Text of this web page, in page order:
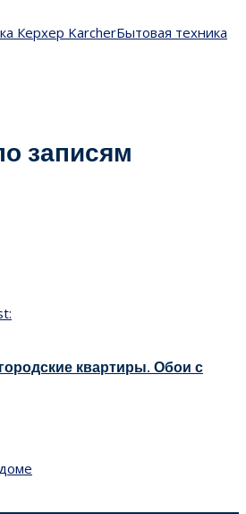
Бытовая техника
записям
квартиры. Обои с